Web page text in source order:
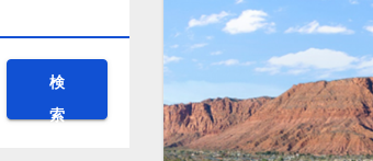
検
索